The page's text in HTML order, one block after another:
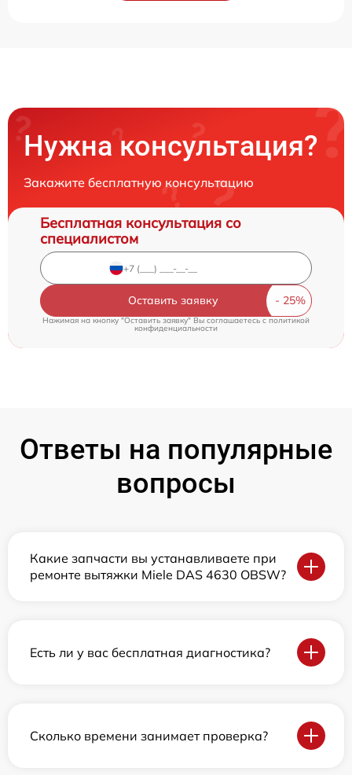
Нужна консультация?
Закажите бесплатную консультацию
Бесплатная консультация со
специалистом
Оставить заявку
Нажимая на кнопку "Оставить заявку" Вы соглашаетесь c политикой
конфиденциальности
Ответы на популярные
вопросы
Какие запчасти вы устанавливаете при
ремонте вытяжки Miele DAS 4630 OBSW?
Есть ли у вас бесплатная диагностика?
Сколько времени занимает проверка?